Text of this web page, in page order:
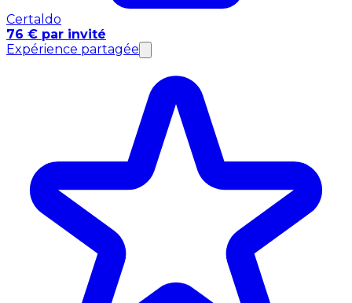
Certaldo
76 € par invité
Expérience partagée